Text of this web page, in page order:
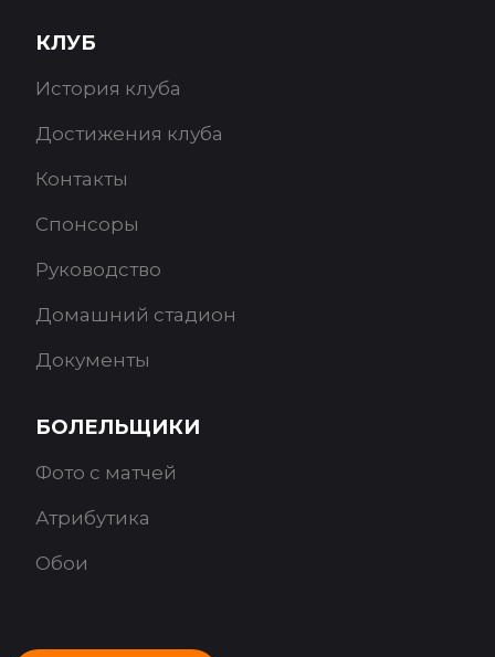
КЛУБ
История клуба
Достижения клуба
Контакты
Спонсоры
Руководство
Домашний стадион
Документы
БОЛЕЛЬЩИКИ
Фото с матчей
Атрибутика
Обои